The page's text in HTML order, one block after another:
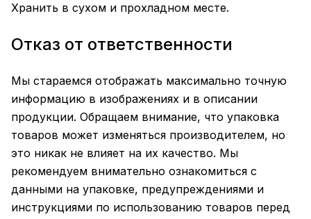
Хранить в сухом и прохладном месте.
Отказ от ответственности
Мы стараемся отображать максимально точную
информацию в изображениях и в описании
продукции. Обращаем внимание, что упаковка
товаров может изменяться производителем, но
это никак не влияет на их качество. Мы
рекомендуем внимательно ознакомиться с
данными на упаковке, предупреждениями и
инструкциями по использованию товаров перед